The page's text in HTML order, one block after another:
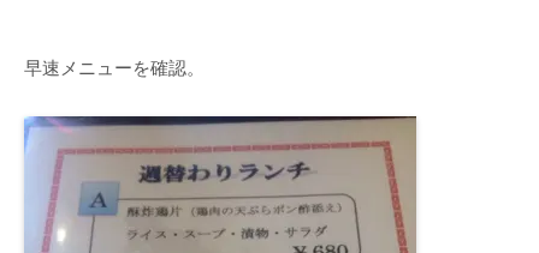
早速メニューを確認。